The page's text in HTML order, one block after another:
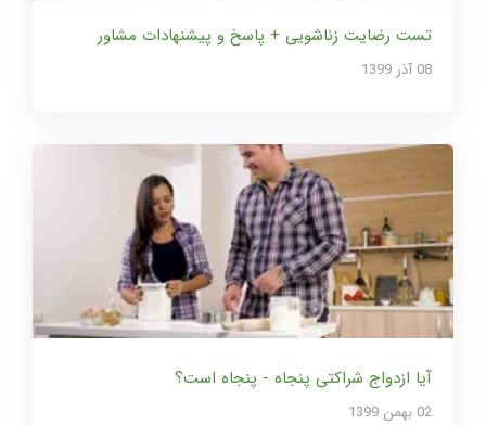
تست رضایت زناشویی + پاسخ و پیشنهادات مشاور
08 آذر 1399
آیا ازدواج شراکتی پنجاه - پنجاه است؟
02 بهمن 1399